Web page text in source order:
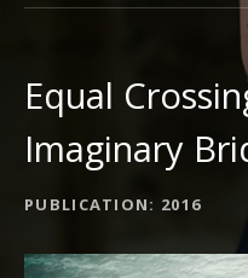
Equal
Imaginary
DÉTAILS DE
PUBLICATION 2016